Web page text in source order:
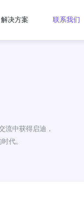
解决方案 联系我们
流中获得启迪，
代。